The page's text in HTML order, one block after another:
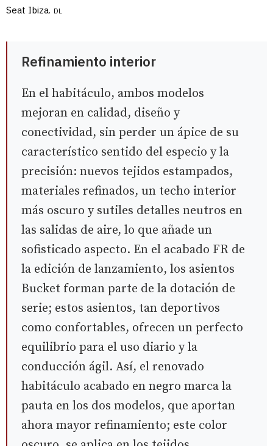
Seat Ibiza. DL
Refinamiento interior
En el habitáculo, ambos modelos
mejoran en calidad, diseño y
conectividad, sin perder un ápice de su
característico sentido del especio y la
precisión: nuevos tejidos estampados,
materiales refinados, un techo interior
más oscuro y sutiles detalles neutros en
las salidas de aire, lo que añade un
sofisticado aspecto. En el acabado FR de
la edición de lanzamiento, los asientos
Bucket forman parte de la dotación de
serie; estos asientos, tan deportivos
como confortables, ofrecen un perfecto
equilibrio para el uso diario y la
conducción ágil. Así, el renovado
habitáculo acabado en negro marca la
pauta en los dos modelos, que aportan
ahora mayor refinamiento; este color